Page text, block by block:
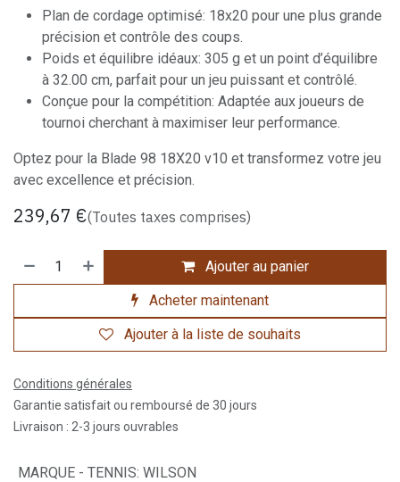
Plan de cordage optimisé: 18x20 pour une plus grande
précision et contrôle des coups.
Poids et équilibre idéaux: 305 g et un point d’équilibre
à 32.00 cm, parfait pour un jeu puissant et contrôlé.
Conçue pour la compétition: Adaptée aux joueurs de
tournoi cherchant à maximiser leur performance.
Optez pour la Blade 98 18X20 v10 et transformez votre jeu
avec excellence et précision.
239,67 €(Toutes taxes comprises)
Ajouter au panier
Acheter maintenant
Ajouter à la liste de souhaits
Conditions générales
Garantie satisfait ou remboursé de 30 jours
Livraison : 2-3 jours ouvrables
MARQUE - TENNIS: WILSON